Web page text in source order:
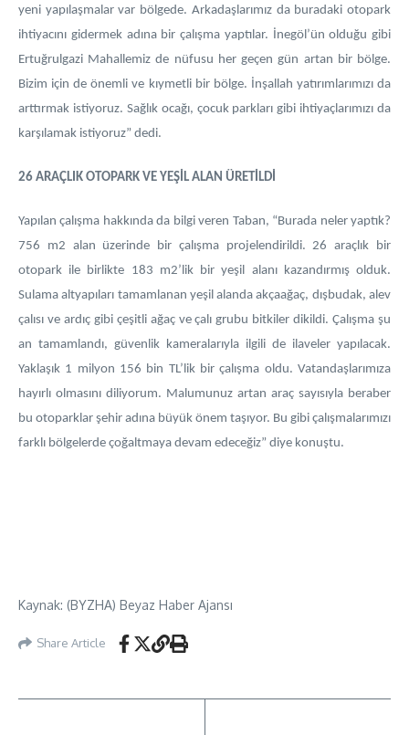
yeni yapılaşmalar var bölgede. Arkadaşlarımız da buradaki otopark
ihtiyacını gidermek adına bir çalışma yaptılar. İnegöl’ün olduğu gibi
Ertuğrulgazi Mahallemiz de nüfusu her geçen gün artan bir bölge.
Bizim için de önemli ve kıymetli bir bölge. İnşallah yatırımlarımızı da
arttırmak istiyoruz. Sağlık ocağı, çocuk parkları gibi ihtiyaçlarımızı da
karşılamak istiyoruz” dedi.
26 ARAÇLIK OTOPARK VE YEŞİL ALAN ÜRETİLDİ
Yapılan çalışma hakkında da bilgi veren Taban, “Burada neler yaptık?
756 m2 alan üzerinde bir çalışma projelendirildi. 26 araçlık bir
otopark ile birlikte 183 m2’lik bir yeşil alanı kazandırmış olduk.
Sulama altyapıları tamamlanan yeşil alanda akçaağaç, dışbudak, alev
çalısı ve ardıç gibi çeşitli ağaç ve çalı grubu bitkiler dikildi. Çalışma şu
an tamamlandı, güvenlik kameralarıyla ilgili de ilaveler yapılacak.
Yaklaşık 1 milyon 156 bin TL’lik bir çalışma oldu. Vatandaşlarımıza
hayırlı olmasını diliyorum. Malumunuz artan araç sayısıyla beraber
bu otoparklar şehir adına büyük önem taşıyor. Bu gibi çalışmalarımızı
farklı bölgelerde çoğaltmaya devam edeceğiz” diye konuştu.
Kaynak: (BYZHA) Beyaz Haber Ajansı
Share Article